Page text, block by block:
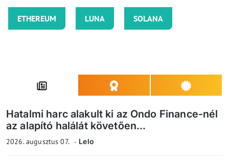
ETHEREUM LUNA SOLANA
Hatalmi harc alakult ki az Ondo Finance-nél
az alapító halálát követően...
2026. augusztus 07. Lelo